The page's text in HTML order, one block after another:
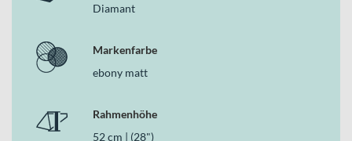
Diamant
Markenfarbe
ebony matt
Rahmenhöhe
52 cm | (28")